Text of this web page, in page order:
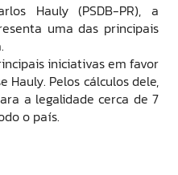
Hauly (PSDB-PR), a
uma das principais
iniciativas em favor
Hauly. Pelos cálculos dele,
a legalidade cerca de 7
o país.